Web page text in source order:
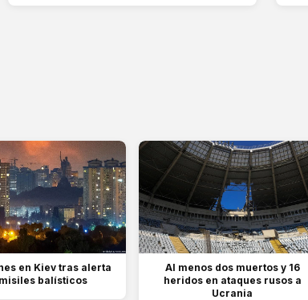
en Kiev tras alerta
balísticos
Al menos dos muertos y 16
heridos en ataques rusos a
Ucrania